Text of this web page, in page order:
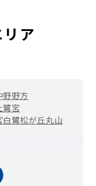
ア
野野方
鷺宮
白鷺松が丘丸山